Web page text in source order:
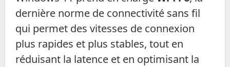
dernière norme de connectivité sans fil
qui permet des vitesses de connexion
plus rapides et plus stables, tout en
réduisant la latence et en optimisant la